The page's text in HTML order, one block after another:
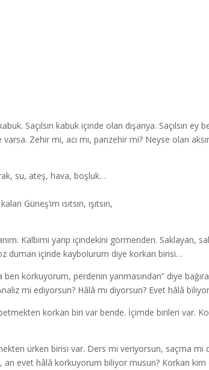
Saçılsın kabuk içinde olan dışarıya. Saçılsın
Zehir mi, acı mı, panzehir mi? Neyse olan
su, ateş, hava, boşluk…
Güneş’im ısıtsın, ışıtsın,
Kalbimi yarıp içindekini görmenden. Saklayan,
duman içinde kaybolurum diye korkan birisi…
korkuyorum, perdenin yanmasından” diye
mi ediyorsun? Hâlâ mı diyorsun? Evet hâlâ
korkan biri var bende. İçimde birileri var.
ürken birisi var. Ders mi veriyorsun, saçma
an evet hâlâ korkuyorum biliyor musun? Korkan